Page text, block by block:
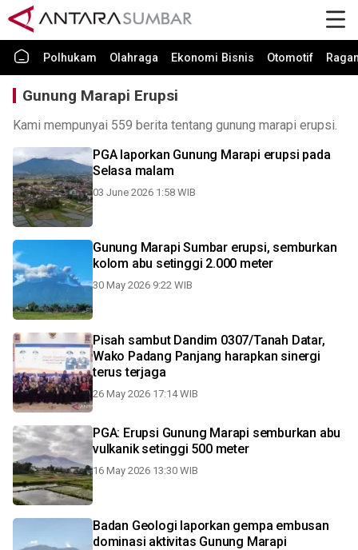
Polhukam Olahraga Ekonomi Bisnis Otomotif
Gunung Marapi Erupsi
Kami mempunyai 559 berita tentang gunung marapi erupsi.
PGA laporkan Gunung Marapi erupsi pada
Selasa malam
03 June 2026 1:58 WIB
Gunung Marapi Sumbar erupsi, semburkan
kolom abu setinggi 2.000 meter
30 May 2026 9:22 WIB
Pisah sambut Dandim 0307/Tanah Datar,
Wako Padang Panjang harapkan sinergi
terus terjaga
26 May 2026 17:14 WIB
PGA: Erupsi Gunung Marapi semburkan abu
vulkanik setinggi 500 meter
16 May 2026 13:30 WIB
Badan Geologi laporkan gempa embusan
dominasi aktivitas Gunung Marapi